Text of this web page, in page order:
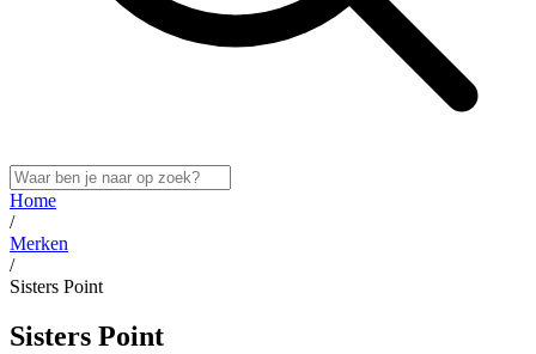
Home
/
Merken
/
Sisters Point
Sisters Point